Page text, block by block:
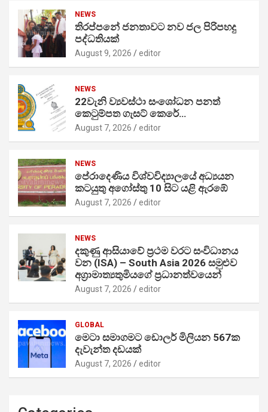
NEWS
තිරප්පනේ ජනතාවට නව ජල පිරිපහදු
පද්ධතියක්
August 9, 2026 editor
NEWS
22වැනි ව්‍යවස්ථා සංශෝධන පනත්
කෙටුම්පත ගැසට් කෙරේ…
August 7, 2026 editor
NEWS
පේරාදෙණිය විශ්වවිද්‍යාලයේ අධ්‍යයන
කටයුතු අගෝස්තු 10 සිට යළි ඇරඹේ
August 7, 2026 editor
NEWS
දකුණු ආසියාවේ ප්‍රථම වරට සංවිධානය
වන (ISA) – South Asia 2026 සමුළුව
අග්‍රාමාත්‍යතුමියගේ ප්‍රධානත්වයෙන්
August 7, 2026 editor
GLOBAL
මෙටා සමාගමට ඩොලර් මිලියන 567ක
දැවැන්ත දඩයක්
August 7, 2026 editor